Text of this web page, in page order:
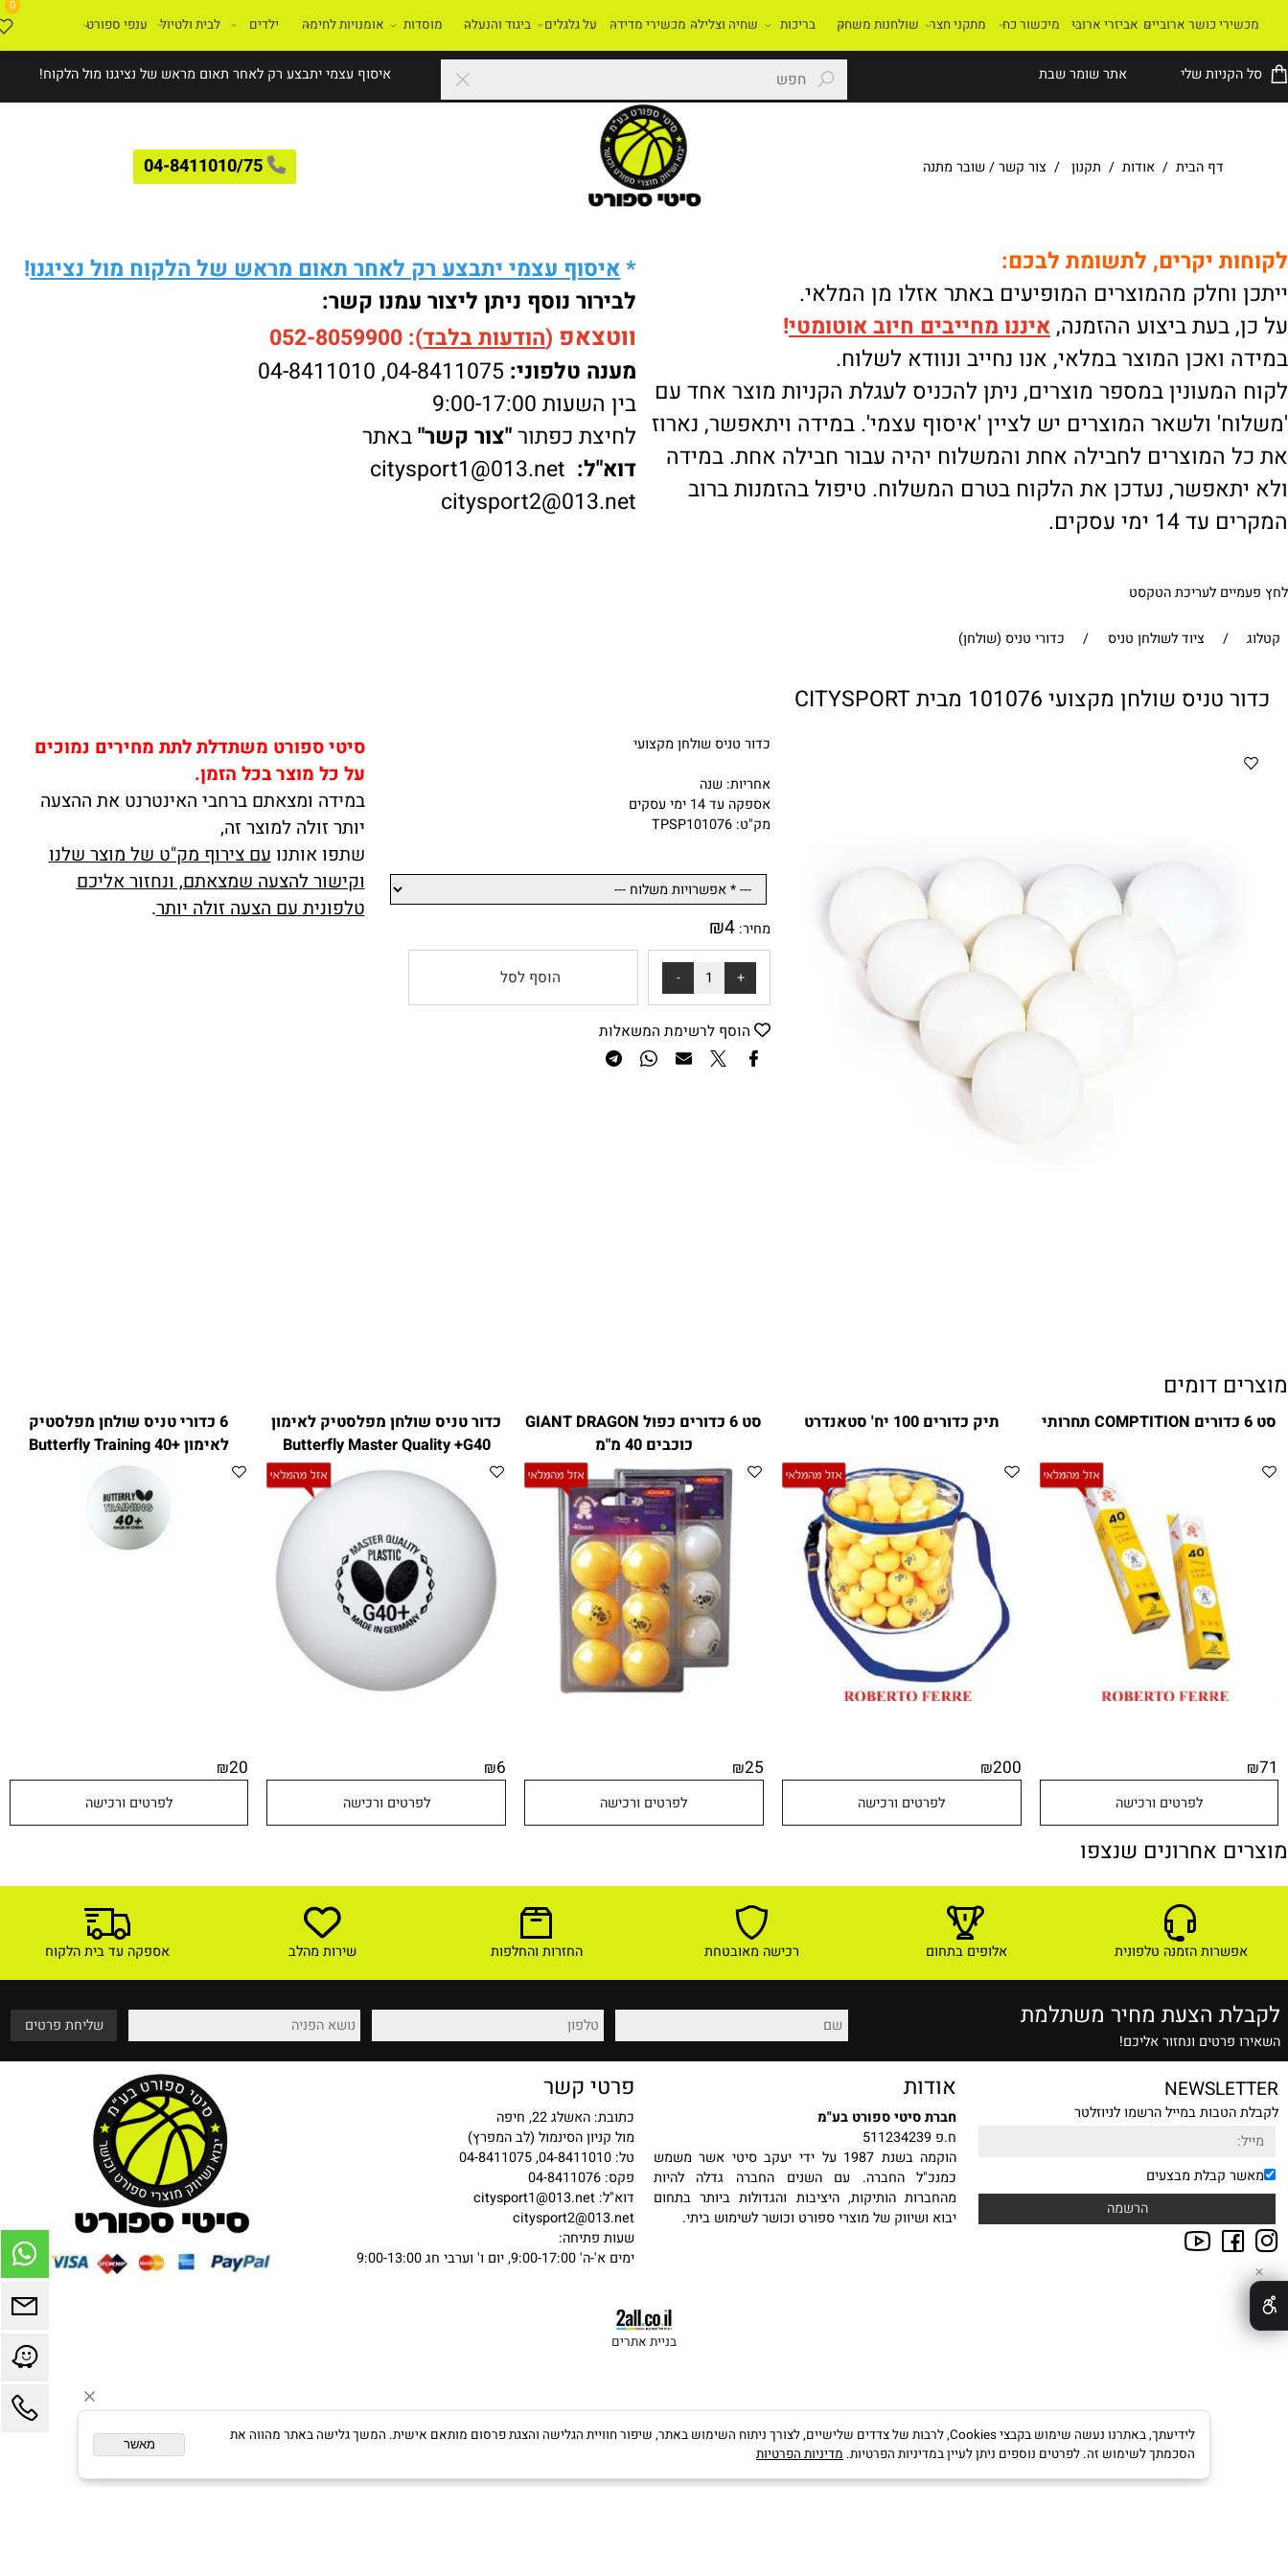
שלי אתר שומר שבת איסוף עצמי יתבצע רק לאחר תאום מראש של נציגנו מול הלקוח!
דף הבית/אודות /תקנון /צור קשר/ שובר מתנה 04-8411010/75
0
כושר ארוביים אביזרי ארובי מיכשור כח מתקני חצר שולחנות משחק בריכות שחיה וצלילה מכשירי מדידה על גלגלים ביגוד והנעלה מוסדות אומנויות לחימה ילדים לבית ולטיול ענפי ספורט
יקרים, לתשומת לבכם:
וחלק מהמוצרים המופיעים באתר אזלו מן המלאי.
בעת ביצוע ההזמנה,איננומחייבים חיוב אוטומטי!
המוצר במלאי, אנו נחייב ונוודא לשלוח.
במספר מוצרים, ניתן להכניס לעגלת הקניות מוצר אחד עם
ולשאר המוצרים יש לציין 'איסוף עצמי'. במידה ויתאפשר, נארוז
לחבילה אחת והמשלוח יהיה עבור חבילה אחת. במידה
נעדכן את הלקוח בטרם המשלוח. טיפול בהזמנות ברוב
עסקים.
איסוף עצמי יתבצע רק לאחר תאום מראש של הלקוח מול נציגנו!
לבירור נוסף ניתן ליצור עמנו קשר:
ווטצאפ (הודעות בלבד):
052-8059900
מענה טלפוני:04-8411075
,
04-8411010
בין השעות 9:00-17:00
לחיצת כפתור "צור קשר"באתר
דוא"ל:citysport1@013.net
citysport2@013.net
כדור טניס שולחן מקצועי
אחריות: שנה
אספקה עד 14 ימי עסקים
₪4
הוסף לרשימת המשאלות
סיטי ספורט משתדלת לתת מחירים נמוכים
על כל מוצר בכל הזמן.
במידה ומצאתם ברחבי האינטרנט את ההצעה
יותר זולה למוצר זה,
שתפו אותנועם צירוף מק"ט של מוצר שלנו
וקישור להצעה שמצאתם, ונחזור אליכם
תיק כדורים 100 יח' סטאנדרט
סט 6 כדורים כפול GIANT DRAGON
כוכבים 40 מ"מ
כדור טניס שולחן מפלסטיק לאימון
Butterfly Master Quality +G40
6 כדורי טניס שולחן מפלסטיק
אחרונים שנצפו
הזמנה טלפונית רכישה מאובטחת החזרות והחלפות שירות מהלב אספקה עד בית הלקוח
הצעת מחיר משתלמת
ונחזור אליכם!
במייל הרשמו לניוזלטר
קבלת מבצעים
אודות
חברת סיטי ספורט בע"מ
ח.פ 511234239
פרטי קשר
כתובת: האשלג 22, חיפה
מול קניון הסינמול (לב המפרץ)
פקס: 04-8411076
citysport2@013.net
שעות פתיחה:
ימים א'-ה' 9:00-17:00, יום ו' וערבי חג 9:00-13:00
בניית אתרים